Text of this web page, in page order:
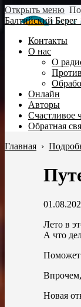
Открыть меню
Балтийский Берег
Контакты
О нас
О
Онлайн
Авторы
Счастливое
Обратная
Главная ›
Лето в
А что
Поможет
Новая